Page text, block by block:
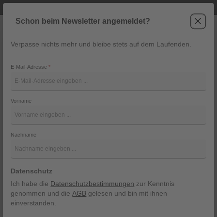
Navigation
von Hund sans scho
Hund sans scho
Bildergalerie überspringen
Schon beim Newsletter angemeldet?
Verpasse nichts mehr und bleibe stets auf dem Laufenden.
E-Mail-Adresse*
Vorname
Nachname
Datenschutz
Ich habe die Datenschutzbestimmungen zur Kenntnis
genommen und dieAGB gelesen und bin mit ihnen
einverstanden.